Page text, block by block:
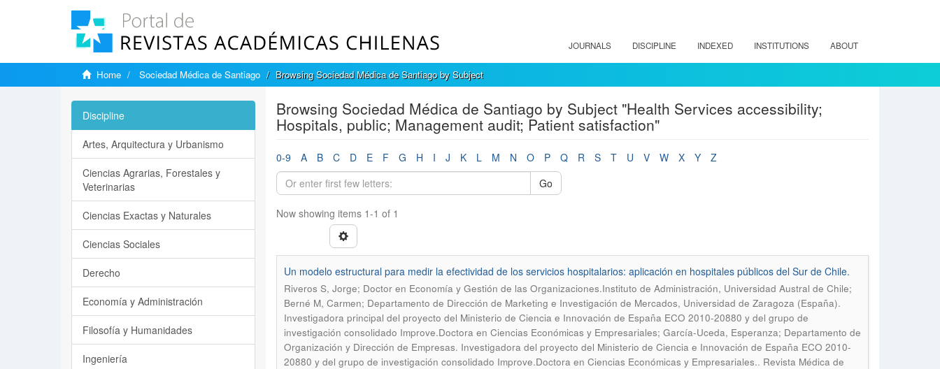
JOURNALS DISCIPLINE INDEXED INSTITUTIONS ABOUT
Home Sociedad Médica de Santiago Browsing Sociedad Médica de Santiago by Subject
Browsing Sociedad Médica de Santiago by Subject "Health Services accessibility;
Hospitals, public; Management audit; Patient satisfaction"
0-9 A B C D E F G H I J K L M N O P Q R S T U V W X Y
Z
Go
Now showing items 1-1 of 1
Un modelo estructural para medir la efectividad de los servicios hospitalarios: aplicación en hospitales públicos del Sur de Chile.
Riveros S, Jorge; Doctor en Economía y Gestión de las Organizaciones.Instituto de Administración, Universidad Austral de Chile;
Berné M, Carmen; Departamento de Dirección de Marketing e Investigación de Mercados, Universidad de Zaragoza (España).
Investigadora principal del proyecto del Ministerio de Ciencia e Innovación de España ECO 2010-20880 y del grupo de
investigación consolidado Improve.Doctora en Ciencias Económicas y Empresariales; García-Uceda, Esperanza; Departamento de
Organización y Dirección de Empresas. Investigadora del proyecto del Ministerio de Ciencia e Innovación de España ECO 2010-
20880 y del grupo de investigación consolidado Improve.Doctora en Ciencias Económicas y Empresariales.. Revista Médica de
Discipline
Artes, Arquitectura y Urbanismo
Ciencias Agrarias, Forestales y
Veterinarias
Ciencias Exactas y Naturales
Ciencias Sociales
Derecho
Economía y Administración
Filosofía y Humanidades
Ingeniería